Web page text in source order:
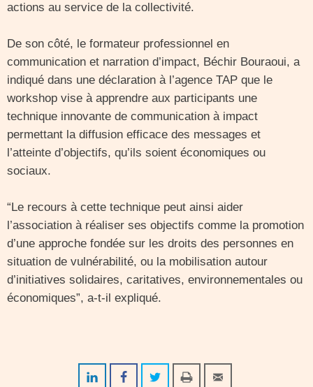
actions au service de la collectivité.
De son côté, le formateur professionnel en
communication et narration d’impact, Béchir Bouraoui, a
indiqué dans une déclaration à l’agence TAP que le
workshop vise à apprendre aux participants une
technique innovante de communication à impact
permettant la diffusion efficace des messages et
l’atteinte d’objectifs, qu’ils soient économiques ou
sociaux.
“Le recours à cette technique peut ainsi aider
l’association à réaliser ses objectifs comme la promotion
d’une approche fondée sur les droits des personnes en
situation de vulnérabilité, ou la mobilisation autour
d’initiatives solidaires, caritatives, environnementales ou
économiques”, a-t-il expliqué.